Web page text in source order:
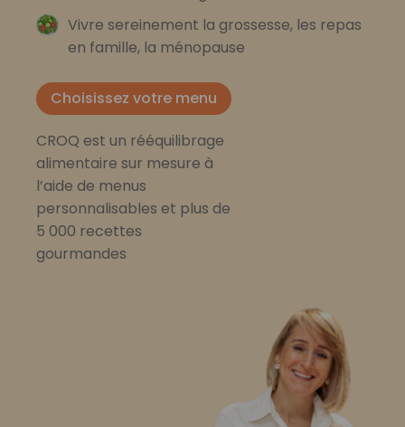
Vivre sereinement la grossesse, les repas
en famille, la ménopause
Choisissez votre menu
CROQ est un rééquilibrage
alimentaire sur mesure à
l’aide de menus
personnalisables et plus de
5 000 recettes
gourmandes